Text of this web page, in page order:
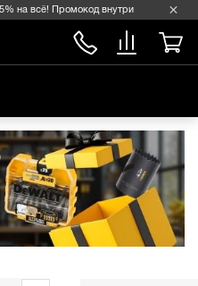
на всё! Промокод внутри →